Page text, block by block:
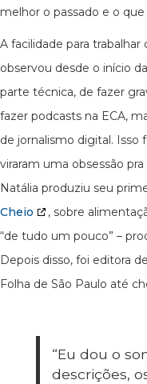
melhor o passado e o
A facilidade para
observou desde o início
parte técnica, de fazer
fazer podcasts na ECA,
de jornalismo digital. Isso
viraram uma obsessão
Natália produziu seu
Cheio
, sobre
“de tudo um pouco” –
Depois disso, foi editora
Folha de São Paulo até
“Eu dou o
descrições,